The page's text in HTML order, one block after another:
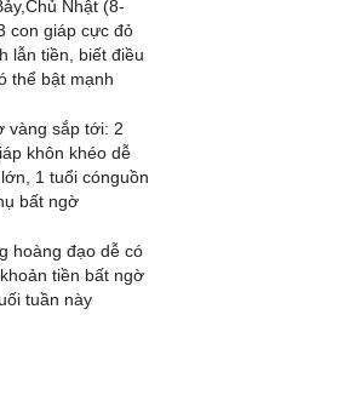
Nhật (8-
con giáp cực đỏ
lẫn tiền, biết điều
thể bật mạnh
vàng sắp tới: 2
khôn khéo dễ
1 tuổi cónguồn
bất ngờ
hoàng đạo dễ có
tiền bất ngờ
tuần này